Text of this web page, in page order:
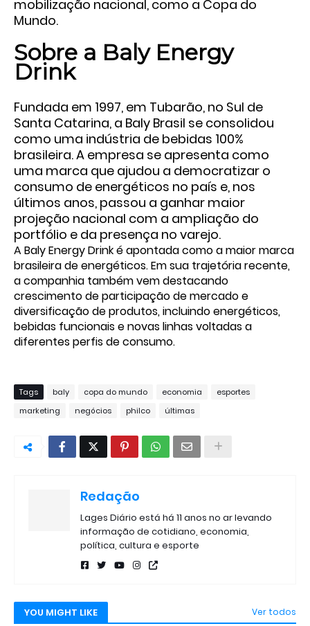
mobilização nacional, como a Copa do
Mundo.
Sobre a Baly Energy
Drink
Fundada em 1997, em Tubarão, no Sul de
Santa Catarina, a Baly Brasil se consolidou
como uma indústria de bebidas 100%
brasileira. A empresa se apresenta como
uma marca que ajudou a democratizar o
consumo de energéticos no país e, nos
últimos anos, passou a ganhar maior
projeção nacional com a ampliação do
portfólio e da presença no varejo.
A Baly Energy Drink é apontada como a maior marca
brasileira de energéticos. Em sua trajetória recente,
a companhia também vem destacando
crescimento de participação de mercado e
diversificação de produtos, incluindo energéticos,
bebidas funcionais e novas linhas voltadas a
diferentes perfis de consumo.
Tags baly copa do mundo economia
esportes
marketing
negócios philco últimas
Redação
Lages Diário está há 11 anos no ar levando
informação de cotidiano, economia,
política, cultura e esporte
YOU MIGHT LIKE Ver todos